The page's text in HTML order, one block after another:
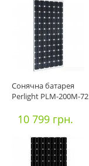
Сонячна батарея
Perlight PLM-200М-72
10 799 грн.